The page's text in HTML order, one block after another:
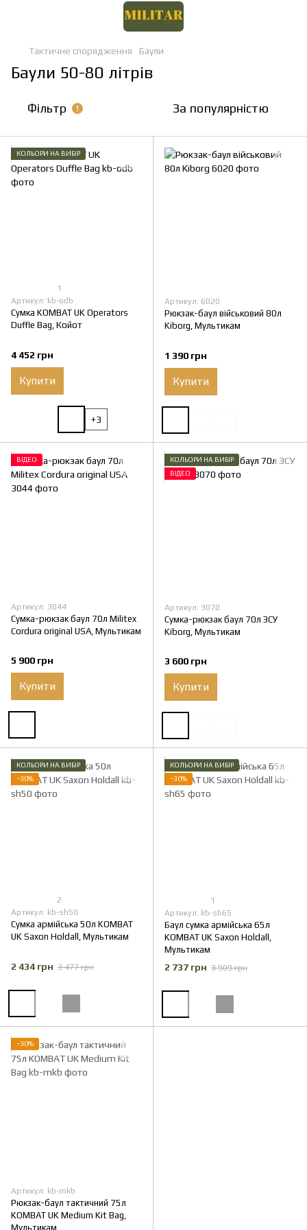
Тактичне спорядження Баули
Баули 50-80 літрів
Фільтр 1 За популярністю
КОЛЬОРИ НА ВИБІР
1
Артикул: kb-odb
Сумка KOMBAT UK Operators
Duffle Bag, Койот
4 452 грн
Купити
+3
Артикул: 6020
Рюкзак-баул військовий 80л
Kiborg, Мультикам
1 390 грн
Купити
ВІДЕО
Артикул: 3044
Сумка-рюкзак баул 70л Militex
Cordura original USA, Мультикам
5 900 грн
Купити
КОЛЬОРИ НА ВИБІР
ВІДЕО
Артикул: 3070
Сумка-рюкзак баул 70л ЗСУ
Kiborg, Мультикам
3 600 грн
Купити
КОЛЬОРИ НА ВИБІР
−30%
2
Артикул: kb-sh50
Сумка армійська 50л KOMBAT
UK Saxon Holdall, Мультикам
2 434 грн 3 477 грн
КОЛЬОРИ НА ВИБІР
−30%
1
Артикул: kb-sh65
Баул сумка армійська 65л
KOMBAT UK Saxon Holdall,
Мультикам
2 737 грн 3 909 грн
−30%
Артикул: kb-mkb
Рюкзак-баул тактичний 75л
KOMBAT UK Medium Kit Bag,
Мультикам